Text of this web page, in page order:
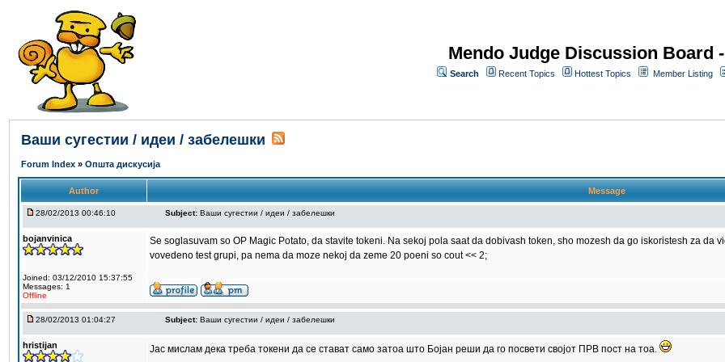
Mendo Judge Discussion Board
Search Recent Topics Hottest Topics Member Listing
Ваши сугестии / идеи / забелешки
Forum Index » Општа дискусија
Author Message
28/02/2013 00:46:10 Subject: Ваши сугестии / идеи / забелешки
bojanvinica
Joined: 03/12/2010 15:37:55
Messages: 1
Offline
Se soglasuvam so OP Magic Potato, da stavite tokeni. Na sekoj pola saat da dobivash token, sho mozesh da go iskoristesh za
vovedeno test grupi, pa nema da moze nekoj da zeme 20 poeni so cout << 2;
28/02/2013 01:04:27 Subject: Ваши сугестии / идеи / забелешки
hristijan Јас мислам дека треба токени да се стават само затоа што Бојан реши да го посвети својот ПРВ пост на тоа.